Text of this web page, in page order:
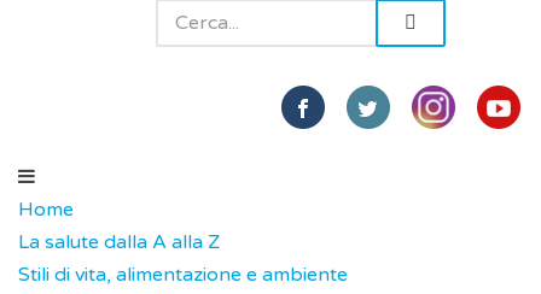
Home
La salute dalla A alla Z
Stili di vita, alimentazione e ambiente